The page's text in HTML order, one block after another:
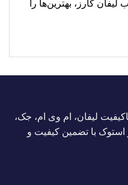
کارز، بهترین‌ها را
لیفان، ام وی ام، جک،
استوک با تضمین کیفیت و